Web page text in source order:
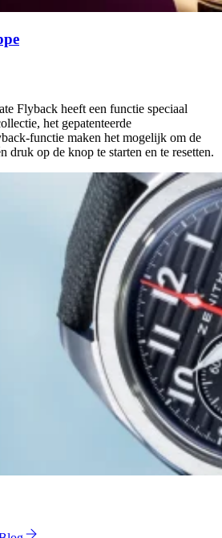
Flyback heeft een functie speciaal
het gepatenteerde
functie maken het mogelijk om de
druk op de knop te starten en te resetten.